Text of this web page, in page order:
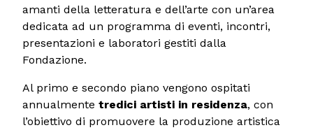
amanti della letteratura e dell’arte con un’area
dedicata ad un programma di eventi, incontri,
presentazioni e laboratori gestiti dalla
Fondazione.
Al primo e secondo piano vengono ospitati
annualmente tredici artisti in residenza, con
l’obiettivo di promuovere la produzione artistica